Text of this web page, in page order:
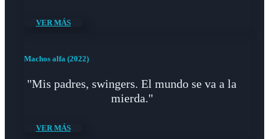
VER MÁS
Machos alfa (2022)
"Mis padres, swingers. El mundo se va a la
mierda."
VER MÁS